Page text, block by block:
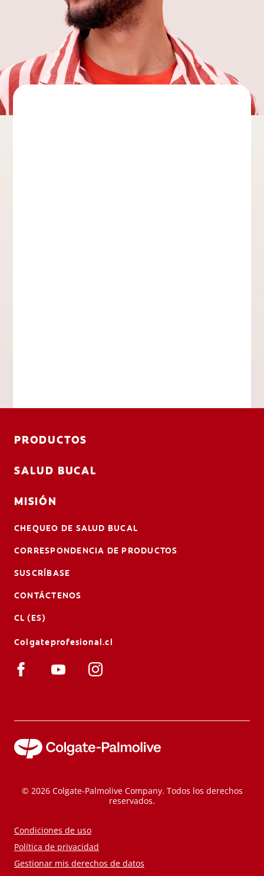
PRODUCTOS
SALUD BUCAL
MISIÓN
CHEQUEO DE SALUD BUCAL
CORRESPONDENCIA DE PRODUCTOS
SUSCRÍBASE
CONTÁCTENOS
CL (ES)
Colgateprofesional.cl
© 2026 Colgate-Palmolive Company. Todos los derechos
reservados.
Condiciones de uso
Política de privacidad
Gestionar mis derechos de datos